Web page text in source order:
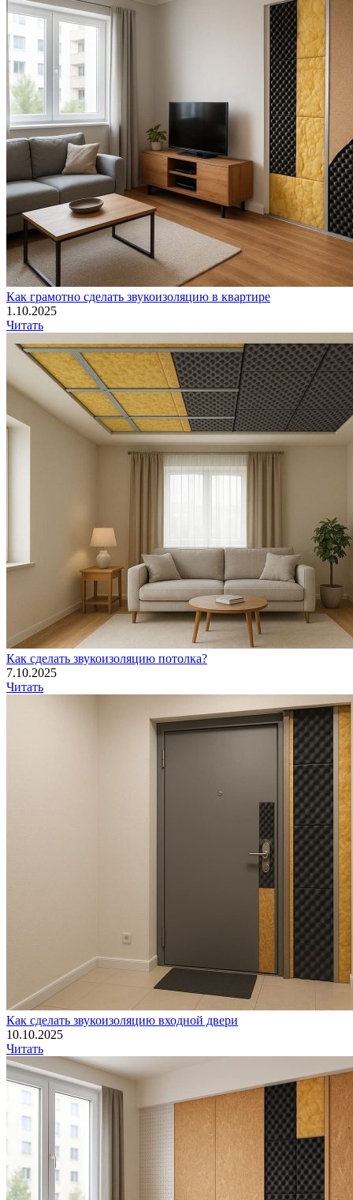
Как грамотно сделать звукоизоляцию в квартире
1.10.2025
Читать
Как сделать звукоизоляцию потолка?
7.10.2025
Читать
Как сделать звукоизоляцию входной двери
10.10.2025
Читать